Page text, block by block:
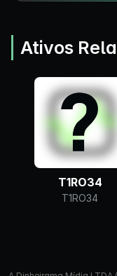
Ativos
T1RO34
T1RO34